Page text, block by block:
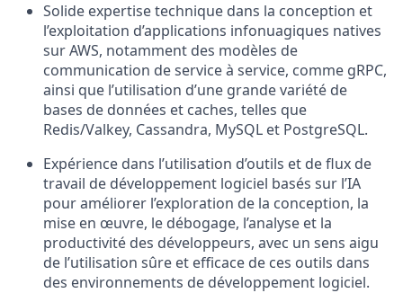
Solide expertise technique dans la conception et
l’exploitation d’applications infonuagiques natives
sur AWS, notamment des modèles de
communication de service à service, comme gRPC,
ainsi que l’utilisation d’une grande variété de
bases de données et caches, telles que
Redis/Valkey, Cassandra, MySQL et PostgreSQL.
Expérience dans l’utilisation d’outils et de flux de
travail de développement logiciel basés sur l’IA
pour améliorer l’exploration de la conception, la
mise en œuvre, le débogage, l’analyse et la
productivité des développeurs, avec un sens aigu
de l’utilisation sûre et efficace de ces outils dans
des environnements de développement logiciel.